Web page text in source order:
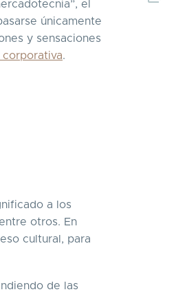
el
únicamente
y sensaciones
.
a los
otros. En
cultural, para
de las